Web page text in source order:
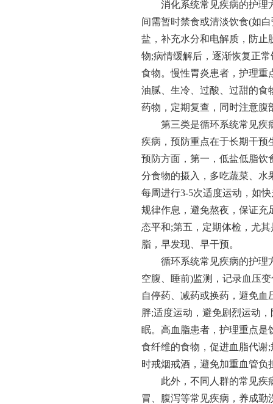
消化系统常见疾病的护理
间需暂时禁食或清淡饮食(如
盐，补充水分和电解质，防止
物;病情缓解后，逐渐恢复正
食物。慢性胃炎患者，护理重
油腻、生冷、过酸、过甜的食
药物，定期复查，同时注意腹
第三类是循环系统常见疾
疾病，预防重点在于长期干预
预防方面，第一，低盐低脂饮
分食物的摄入，多吃蔬菜、水
每周进行3-5次适度运动，如
规律作息，避免熬夜，保证充
态平和;第五，定期体检，尤
脂，早发现、早干预。
循环系统常见疾病的护理
空腹、睡前)监测，记录血压
自停药、减药或换药，避免
胖;适度运动，避免剧烈运动
眠。高血脂患者，护理重点是
食纤维的食物，促进血脂代谢
时戒烟戒酒，避免加重血管负
此外，不同人群的常见疾
冒、腹泻等常见疾病，养成